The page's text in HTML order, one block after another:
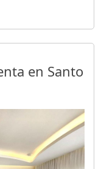
en Santo